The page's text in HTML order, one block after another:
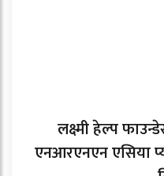
लक्ष्मी हेल्प
एनआरएनएन एसिया